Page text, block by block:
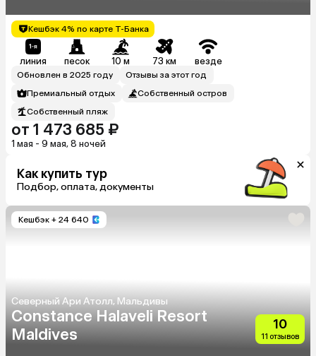
Кешбэк 4% по карте Т-Банка
линия песок 10 м 73 км везде
Обновлен в 2025 году
Отзывы за этот год
Премиальный отдых
Собственный остров
Собственный пляж
от 1 473 685 ₽
1 мая - 9 мая, 8 ночей
Как купить тур
Подбор, оплата, документы
Кешбэк + 24 640
Северный Ари Атолл, Мальдивы
Constance Halaveli Resort
Maldives
10
11 отзывов